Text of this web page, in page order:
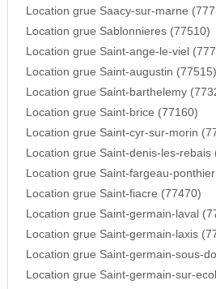
Location grue Saacy-sur-marne
Location grue Sablonnieres (77510)
Location grue Saint-ange-le-viel
Location grue Saint-augustin (77515)
Location grue Saint-barthelemy
Location grue Saint-brice (77160)
Location grue Saint-cyr-sur-morin
Location grue Saint-denis-les-rebais
Location grue Saint-fargeau-
Location grue Saint-fiacre (77470)
Location grue Saint-germain-laval
Location grue Saint-germain-laxis
Location grue Saint-germain-sous-
Location grue Saint-germain-sur-